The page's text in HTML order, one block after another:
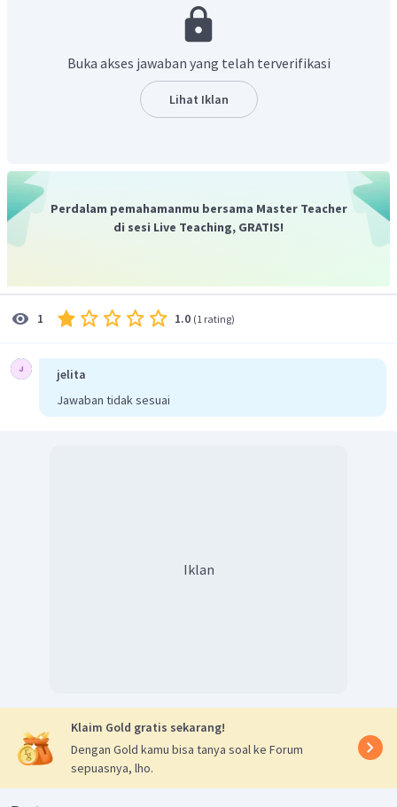
(tata aturan),
(kesetiaan),
(kejujuran),Wen(bersikap ksaria), dan Shu(sikap pemaaf).
Dengan berpedoman pada sifat-sifat yang terpuji, maka
kekacauan di masyarakat dapat diatasi dan pada gilirannya
penguasa bertindak berdasarkan kemanusiaan
dan
keadilan
(Yi) sehingga tetap dicintai dan dipatuhi rakyatnya.
Buka akses jawaban yang telah terverifikasi
Lihat Iklan
Perdalam pemahamanmu bersama Master Teacher
di sesi Live Teaching, GRATIS!
1 1.0 (1 rating)
jelita
Jawaban tidak sesuai
Iklan
Klaim Gold gratis sekarang!
Dengan Gold kamu bisa tanya soal ke Forum
sepuasnya, lho.